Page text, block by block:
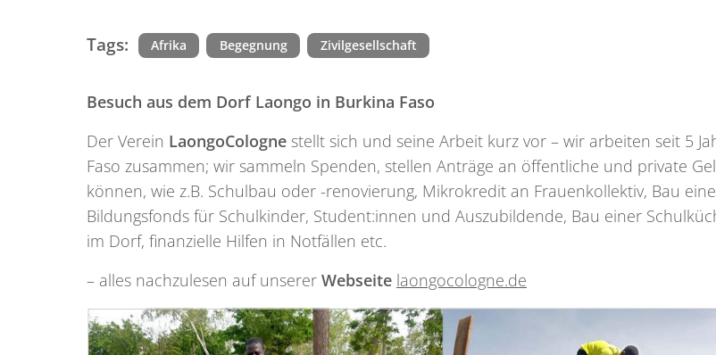
Tags: Afrika Begegnung Zivilgesellschaft
Besuch aus dem Dorf Laongo in Burkina Faso
Der Verein LaongoCologne stellt sich und seine Arbeit kurz vor – wir arbeiten seit 5
Faso zusammen; wir sammeln Spenden, stellen Anträge an öffentliche und private
können, wie z.B. Schulbau oder -renovierung, Mikrokredit an Frauenkollektiv, Bau
Bildungsfonds für Schulkinder, Student:innen und Auszubildende, Bau einer
im Dorf, finanzielle Hilfen in Notfällen etc.
– alles nachzulesen auf unserer Webseite laongocologne.de